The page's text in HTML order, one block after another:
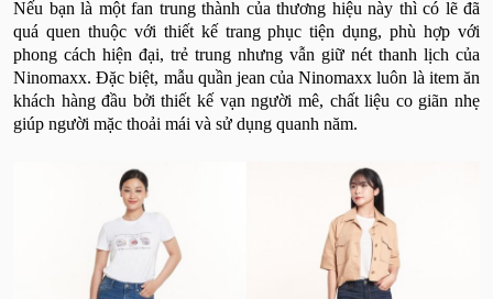
Nếu bạn là một fan trung thành của thương hiệu này thì có lẽ đã
quá quen thuộc với thiết kế trang phục tiện dụng, phù hợp với
phong cách hiện đại, trẻ trung nhưng vẫn giữ nét thanh lịch của
Ninomaxx. Đặc biệt, mẫu quần jean của Ninomaxx luôn là item ăn
khách hàng đầu bởi thiết kế vạn người mê, chất liệu co giãn nhẹ
giúp người mặc thoải mái và sử dụng quanh năm.